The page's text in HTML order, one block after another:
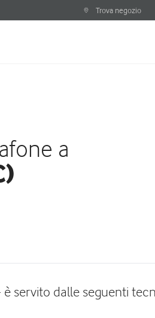
Trova negozio
a
servito dalle seguenti